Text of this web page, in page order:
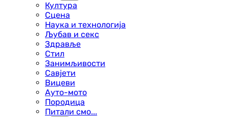
Култура
Сцена
Наука и технологија
Љубав и секс
Здравље
Стил
Занимљивости
Савјети
Вицеви
Ауто-мото
Породица
Питали смо...